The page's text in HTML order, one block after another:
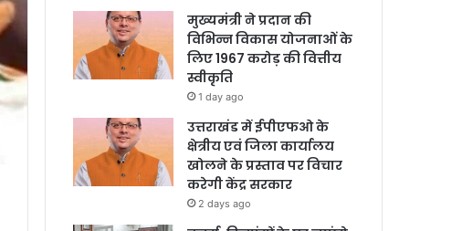
मुख्यमंत्री ने प्रदान की
विभिन्न विकास योजनाओं के
लिए 1967 करोड़ की वित्तीय
स्वीकृति
1 day ago
उत्तराखंड में ईपीएफओ के
क्षेत्रीय एवं जिला कार्यालय
खोलने के प्रस्ताव पर विचार
करेगी केंद्र सरकार
2 days ago